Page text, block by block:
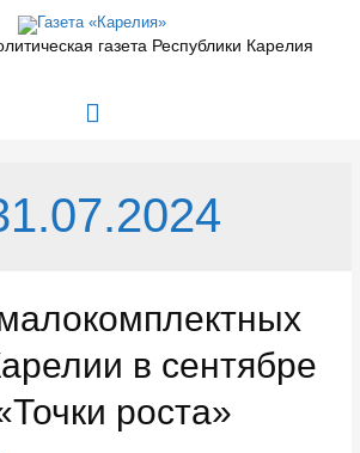
газета Республики Карелия
Главное
в сентябре
роста»